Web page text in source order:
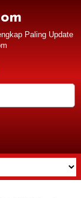
Paling Update